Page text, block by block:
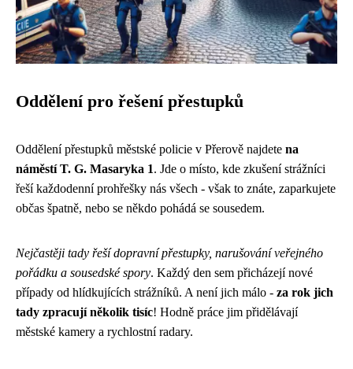
Oddělení pro řešení přestupků
Oddělení přestupků městské policie v Přerově najdete na
náměstí T. G. Masaryka 1. Jde o místo, kde zkušení strážníci
řeší každodenní prohřešky nás všech - však to znáte, zaparkujete
občas špatně, nebo se někdo pohádá se sousedem.
Nejčastěji tady řeší dopravní přestupky, narušování veřejného
pořádku a sousedské spory. Každý den sem přicházejí nové
případy od hlídkujících strážníků. A není jich málo - za rok jich
tady zpracují několik tisíc! Hodně práce jim přidělávají
městské kamery a rychlostní radary.